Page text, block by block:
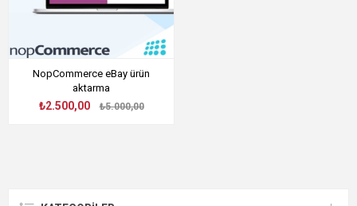
NopCommerce eBay ürün
aktarma
₺2.500,00 ₺5.000,00